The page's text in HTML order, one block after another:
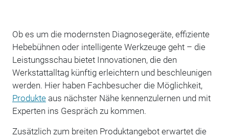
Ob es um die modernsten Diagnosegeräte, effiziente
Hebebühnen oder intelligente Werkzeuge geht – die
Leistungsschau bietet Innovationen, die den
Werkstattalltag künftig erleichtern und beschleunigen
werden. Hier haben Fachbesucher die Möglichkeit,
Produkteaus nächster Nähe kennenzulernen und mit
Experten ins Gespräch zu kommen.
Zusätzlich zum breiten Produktangebot erwartet die